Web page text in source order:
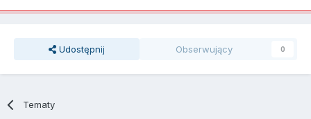
Udostępnij Obserwujący 0
Tematy